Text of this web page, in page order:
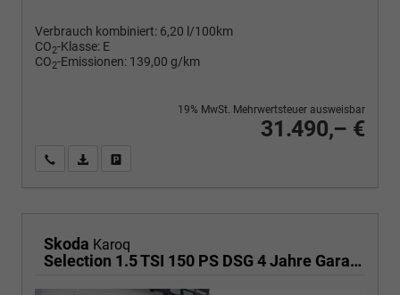
Verbrauch kombiniert: 6,20 l/100km
CO2-Klasse: E
CO2-Emissionen: 139,00 g/km
31.490,– €
19% MwSt. Mehrwertsteuer ausweisbar
Wir rufen Sie anPDF-Fahrzeugexposé drucken
Skoda Karoq
Selection 1.5 TSI 150 PS DSG 4 Jahre Garantie-Anhängerkupplung-Keyless Start-AppleCarPlay-AndroidAuto-Sunset-Tempomat-2-Zonen-Klima-16''Alu